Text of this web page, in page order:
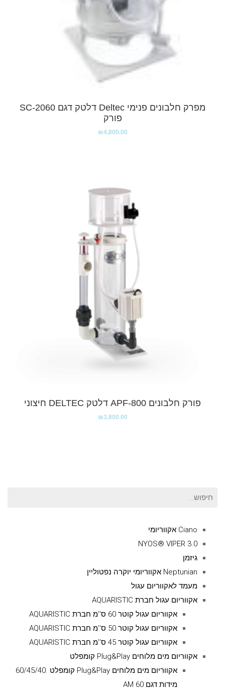
מפרק חלבונים פנימי Deltec דלטק דגם SC-2060
פורק
₪4,800.00
פורק חלבונים APF-800 דלטק DELTEC חיצוני
₪3,800.00
חיפוש
Ciano אקווריומי
NYOS® VIPER 3.0
גיזמן
Neptunian אקווריומי יוקרה נפטוליין
מעמד לאקווריום עגול
אקווריום עגול חברת AQUARISTIC
אקווריום עגול קוטר 60 ס''מ חברת AQUARISTIC
אקווריום עגול קוטר 50 ס''מ חברת AQUARISTIC
אקווריום עגול קוטר 45 ס''מ חברת AQUARISTIC
אקווריום מים מלוחים Plug&Play קומפלט
אקווריום מים מלוחים Plug&Play קומפלט .60/45/40
מידות דגם AM 60